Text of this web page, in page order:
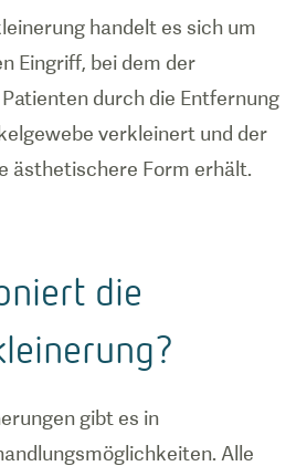
handelt es sich um
Eingriff, bei dem der
durch die Entfernung
verkleinert und der
ästhetischere Form erhält.
die
gibt es in
Alle